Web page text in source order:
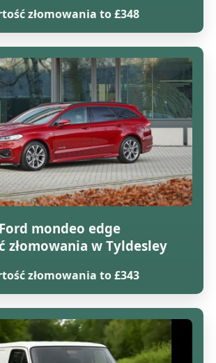
złomowania to £348
Ford mondeo edge
złomowania w Tyldesley
złomowania to £343